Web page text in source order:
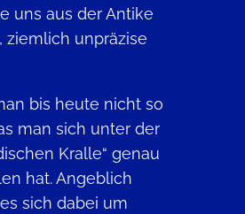
uns aus der Antike
ziemlich unpräzise
bis heute nicht so
man sich unter der
Kralle“ genau
hat. Angeblich
sich dabei um